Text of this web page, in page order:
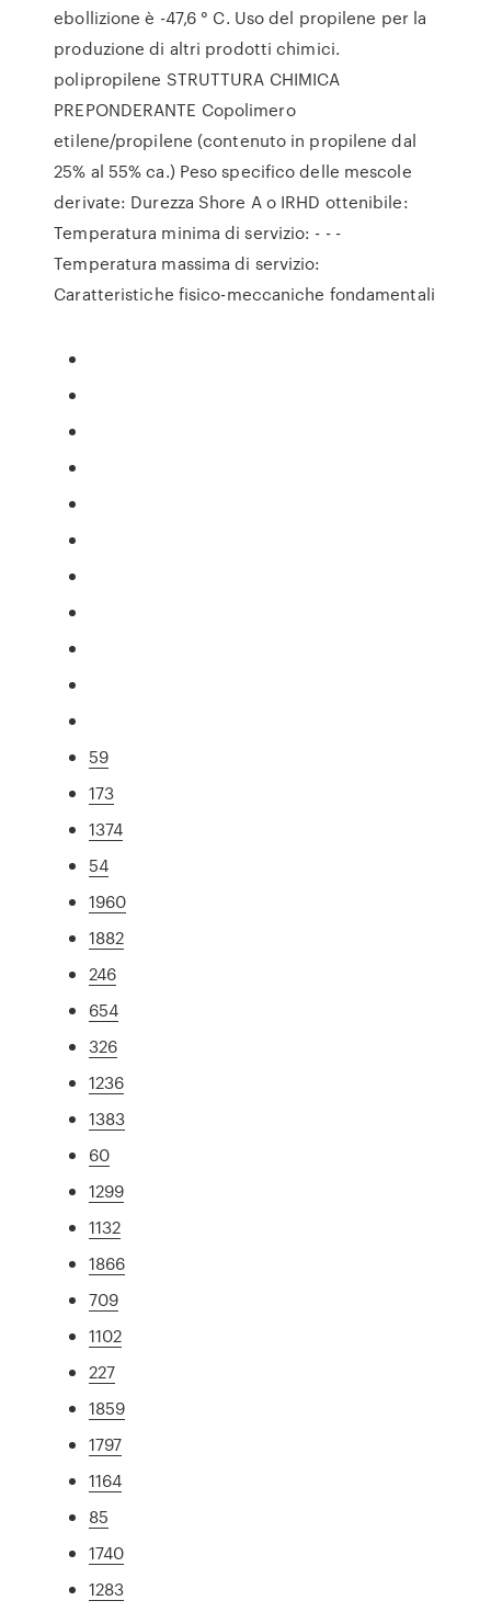
ebollizione è -47,6 ° C. Uso del propilene per la
produzione di altri prodotti chimici.
polipropilene STRUTTURA CHIMICA
PREPONDERANTE Copolimero
etilene/propilene (contenuto in propilene dal
25% al 55% ca.) Peso specifico delle mescole
derivate: Durezza Shore A o IRHD ottenibile:
Temperatura minima di servizio: - - -
Temperatura massima di servizio:
Caratteristiche fisico-meccaniche fondamentali
59
173
1374
54
1960
1882
246
654
326
1236
1383
60
1299
1132
1866
709
1102
227
1859
1797
1164
85
1740
1283